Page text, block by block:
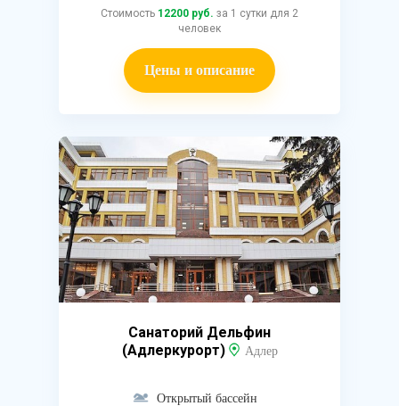
Стоимость 12200 руб. за 1 сутки для 2
человек
Цены и описание
Санаторий Дельфин
(Адлеркурорт)
Адлер
Открытый бассейн